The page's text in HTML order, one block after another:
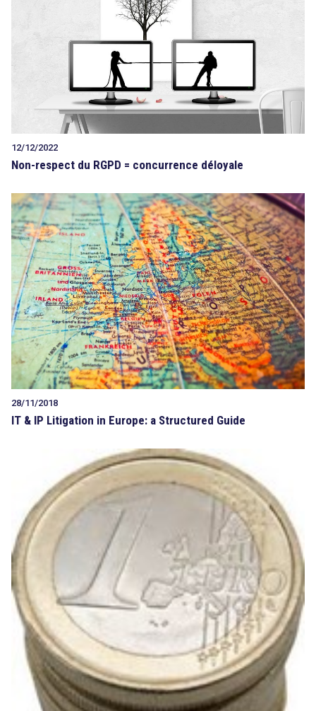
Tout sur le droit de l'innovation
Rechercher
12/12/2022
Non-respect du RGPD = concurrence déloyale
28/11/2018
IT & IP Litigation in Europe: a Structured Guide